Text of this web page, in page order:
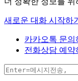
새로운 대화 시작하기
카카오톡 문의
전화상담 예약